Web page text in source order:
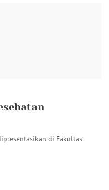
di Fakultas